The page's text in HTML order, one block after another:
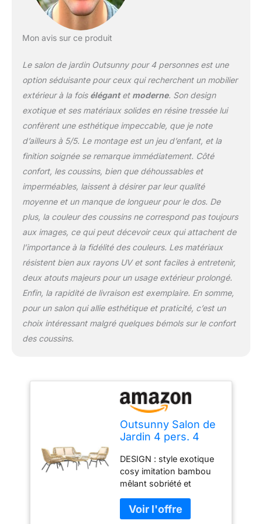
d'entretien particulier)
INTÉRIEURE ET
EXTÉRIEURE : convient
autant à un usage
extérieur (jardin, piscine,
intérieur (véranda, patio)
MONTAGE FACILE ET
RAPIDE : notice de
montage illustrée fournie
Mon avis sur ce produit
Le salon de jardin Outsunny pour 4 personnes est une
option séduisante pour ceux qui recherchent un mobilier
extérieur à la fois élégantet moderne. Son design
exotique et ses matériaux solides en résine tressée lui
confèrent une esthétique impeccable, que je note
d’ailleurs à 5/5. Le montage est un jeu d’enfant, et la
finition soignée se remarque immédiatement. Côté
confort, les coussins, bien que déhoussables et
imperméables, laissent à désirer par leur qualité
moyenne et un manque de longueur pour le dos. De
plus, la couleur des coussins ne correspond pas toujours
aux images, ce qui peut décevoir ceux qui attachent de
l’importance à la fidélité des couleurs. Les matériaux
résistent bien aux rayons UV et sont faciles à entretenir,
deux atouts majeurs pour un usage extérieur prolongé.
Enfin, la rapidité de livraison est exemplaire. En somme,
pour un salon qui allie esthétique et praticité, c’est un
choix intéressant malgré quelques bémols sur le confort
des coussins.
Outsunny Salon de
Jardin 4 pers. 4
Exotique métal
époxy résine
Imitation Coussins
Grand Confort
Inclus Polyester
DESIGN : style exotique
cosy imitation bambou
mêlant sobriété et
ENSEMBLE COMPLET 4
PERSONNES : ensemble